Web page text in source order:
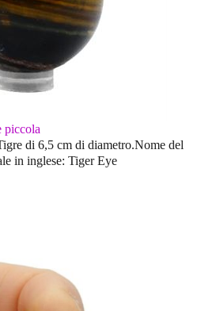
piccola
di 6,5 cm di diametro.Nome del
in inglese: Tiger Eye